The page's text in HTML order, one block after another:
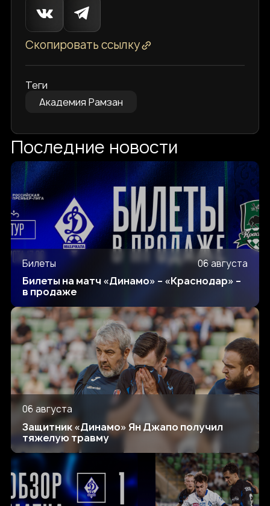
Скопировать ссылку
Теги
Академия Рамзан
Последние новости
Билеты 06 августа
Билеты на матч «Динамо» – «Краснодар» –
в продаже
06 августа
Защитник «Динамо» Ян Джапо получил
тяжелую травму